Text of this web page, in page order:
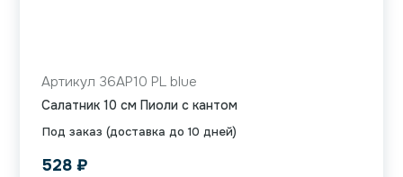
Под заказ (доставка до 10 дней)
Артикул 36AP10 PL blue
Салатник 10 см Пиоли с кантом
528 ₽